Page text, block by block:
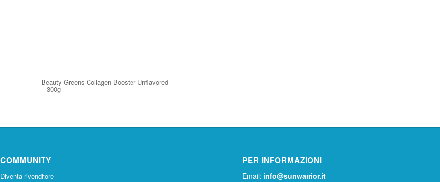
Beauty Greens Collagen Booster Unflavored
– 300g
COMMUNITY
Diventa rivenditore
PER INFORMAZIONI
Email: info@sunwarrior.it